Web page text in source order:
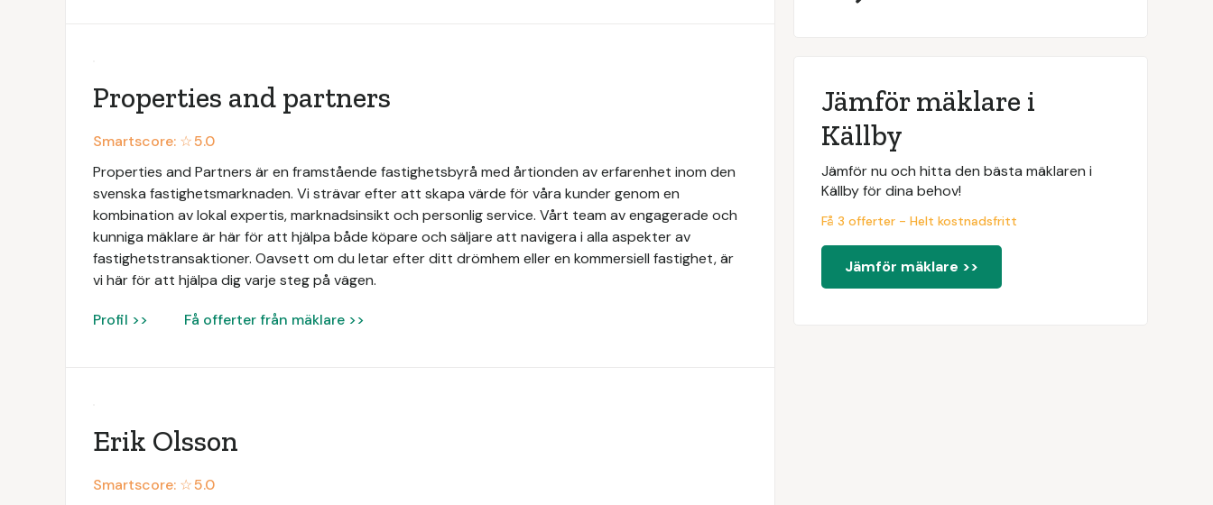
Properties and partners
Smartscore: ☆5.0
Properties and Partners är en framstående fastighetsbyrå med årtionden av erfarenhet inom den
svenska fastighetsmarknaden. Vi strävar efter att skapa värde för våra kunder genom en
kombination av lokal expertis, marknadsinsikt och personlig service. Vårt team av engagerade och
kunniga mäklare är här för att hjälpa både köpare och säljare att navigera i alla aspekter av
fastighetstransaktioner. Oavsett om du letar efter ditt drömhem eller en kommersiell fastighet, är
vi här för att hjälpa dig varje steg på vägen.
Profil >> Få offerter från mäklare >>
Erik Olsson
Smartscore: ☆5.0
Jämför mäklare i
Källby
Jämför nu och hitta den bästa mäklaren i
Källby för dina behov!
Få 3 offerter - Helt kostnadsfritt
Jämför mäklare >>